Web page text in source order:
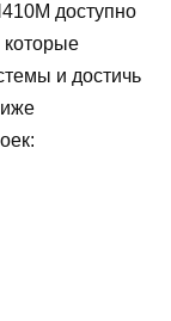
доступно
которые
и достичь